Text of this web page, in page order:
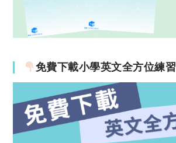
免費下載小學英文全方位練習